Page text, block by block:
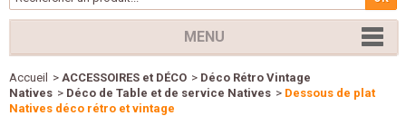
MENU
Accueil > ACCESSOIRES et DÉCO > Déco Rétro Vintage
Natives > Déco de Table et de service Natives > Dessous de plat
Natives déco rétro et vintage